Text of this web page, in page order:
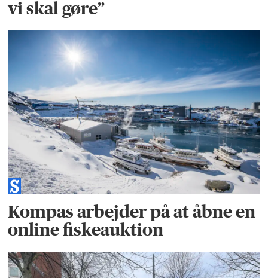
vi skal gøre”
Kompas arbejder på at åbne en
online fiskeauktion